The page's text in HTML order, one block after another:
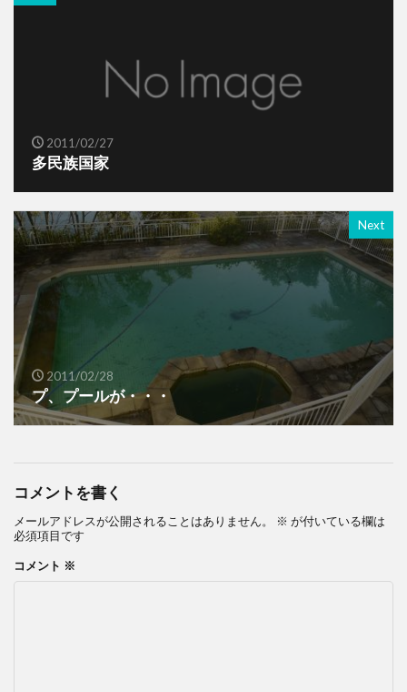
2011/02/27
多民族国家
Next
2011/02/28
プ、プールが・・・
コメントを書く
メールアドレスが公開されることはありません。 ※ が付いている欄は
必須項目です
コメント ※